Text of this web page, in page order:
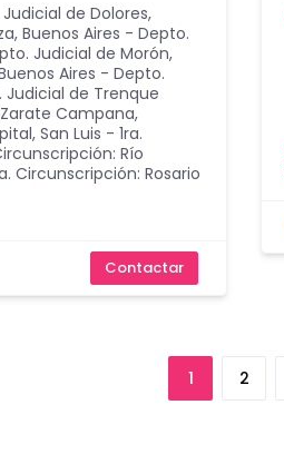
de Dolores,
, Buenos Aires - Depto.
Judicial de Morón,
Aires - Depto.
Judicial de Trenque
Campana,
, San Luis - 1ra.
Río
Circunscripción: Rosario
Contactar
1 2